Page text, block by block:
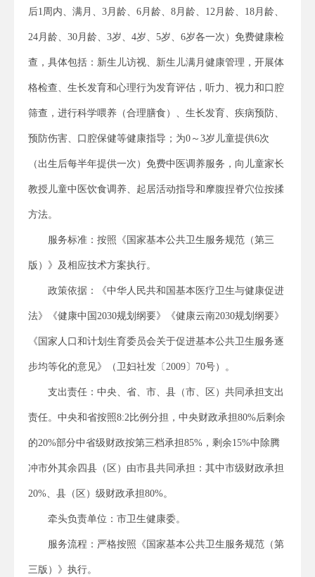
后1周内、满月、3月龄、6月龄、8月龄、12月龄、18月龄、
24月龄、30月龄、3岁、4岁、5岁、6岁各一次）免费健康检
查，具体包括：新生儿访视、新生儿满月健康管理，开展体
格检查、生长发育和心理行为发育评估，听力、视力和口腔
筛查，进行科学喂养（合理膳食）、生长发育、疾病预防、
预防伤害、口腔保健等健康指导；为0～3岁儿童提供6次
（出生后每半年提供一次）免费中医调养服务，向儿童家长
教授儿童中医饮食调养、起居活动指导和摩腹捏脊穴位按揉
方法。
服务标准：按照《国家基本公共卫生服务规范（第三
版）》及相应技术方案执行。
政策依据：《中华人民共和国基本医疗卫生与健康促进
法》《健康中国2030规划纲要》《健康云南2030规划纲要》
《国家人口和计划生育委员会关于促进基本公共卫生服务逐
步均等化的意见》（卫妇社发〔2009〕70号）。
支出责任：中央、省、市、县（市、区）共同承担支出
责任。中央和省按照8:2比例分担，中央财政承担80%后剩余
的20%部分中省级财政按第三档承担85%，剩余15%中除腾
冲市外其余四县（区）由市县共同承担：其中市级财政承担
20%、县（区）级财政承担80%。
牵头负责单位：市卫生健康委。
服务流程：严格按照《国家基本公共卫生服务规范（第
三版）》执行。